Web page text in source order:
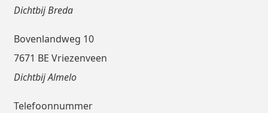
Dichtbij Breda
Bovenlandweg 10
7671 BE Vriezenveen
Dichtbij Almelo
Telefoonnummer